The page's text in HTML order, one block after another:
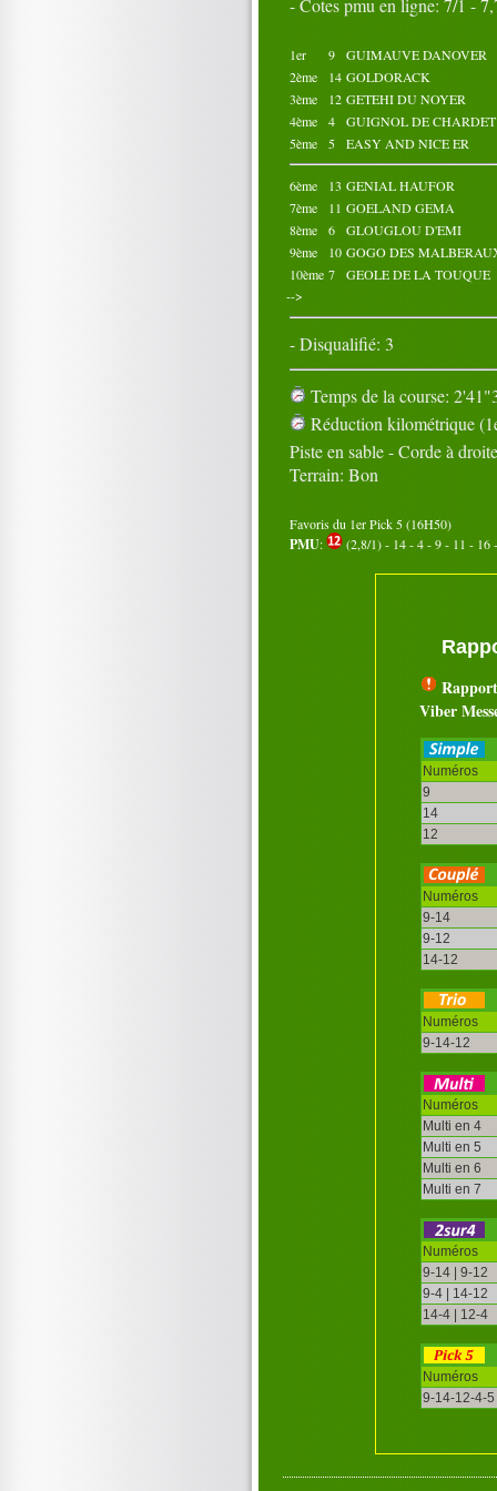
06
08 09
10
11
12 13 14
16
17 18 19
21
22 23 24
25
26
27 28 29
30
31
- Cotes pmu en ligne: 7/1 -
1er 9
GUIMAUVE DANOVER
2ème
14 GOLDORACK
3ème
12 GETEHI DU NOYER
4ème
4
GUIGNOL DE CHARDET
5ème
5 EASY AND NICE ER
6ème 13 GENIAL HAUFOR
7ème
11 GOELAND GEMA
8ème
6
GLOUGLOU D'EMI
9ème
10 GOGO DES
10ème 7
GEOLE DE LA TOUQUE
-->
- Disqualifié: 3
Temps de la course:
Réduction kilométrique
Piste en sable - Corde à droite
Terrain: Bon
Favoris du 1er Pick 5 (16H50)
PMU: (2,8/1) - 14 - 4 - 9 - 11 - 16
Viber
Numéros
9
14
12
Numéros
9-14
9-12
14-12
Numéros
9-14-12
Numéros
Multi en 4
Multi en 5
Multi en 6
Multi en 7
Numéros
9-14 | 9-12
9-4 | 14-12
14-4 | 12-4
Numéros
9-14-12-4-5